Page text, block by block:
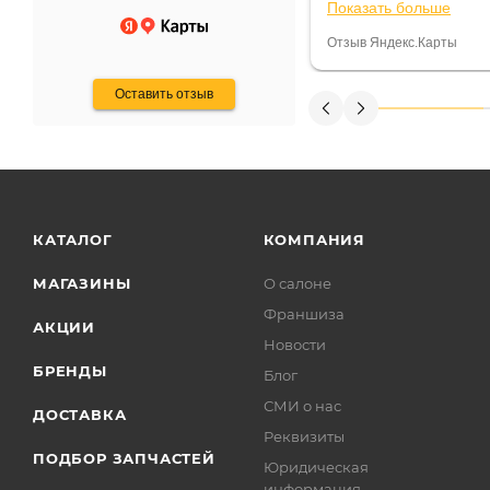
Оставить отзыв
постоянно были на
Считаю, что это
Показать больше
Отзыв Яндекс.Карты
КАТАЛОГ
МАГАЗИНЫ
АКЦИИ
БРЕНДЫ
ДОСТАВКА
ПОДБОР ЗАПЧАСТЕЙ
КОМПАНИЯ
О салоне
Франшиза
Новости
Блог
СМИ о нас
Реквизиты
Юридическая